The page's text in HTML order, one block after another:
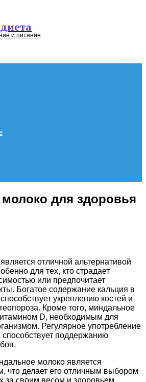
и питание
для здоровья
отличной альтернативой
для тех, кто страдает
или предпочитает
Богатое содержание кальция в
укреплению костей и
Кроме того, миндальное
D, необходимым для
Регулярное употребление
поддержанию
молоко является
что делает его отличным выбором
за своим весом и здоровьем.